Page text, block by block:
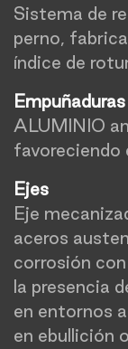
Sistema de
perno,
índice de
Empuñaduras
ALUMINIO
favoreciendo
Ejes
Eje
aceros
corrosión
la presencia
en entornos
en ebullición